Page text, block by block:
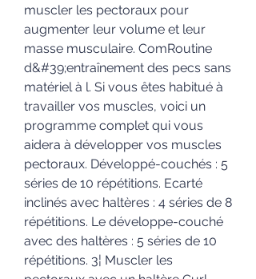
muscler les pectoraux pour
augmenter leur volume et leur
masse musculaire. ComRoutine
d&#39;entraînement des pecs sans
matériel à l. Si vous êtes habitué à
travailler vos muscles, voici un
programme complet qui vous
aidera à développer vos muscles
pectoraux. Développé-couchés : 5
séries de 10 répétitions. Ecarté
inclinés avec haltères : 4 séries de 8
répétitions. Le développe-couché
avec des haltères : 5 séries de 10
répétitions. 3¦ Muscler les